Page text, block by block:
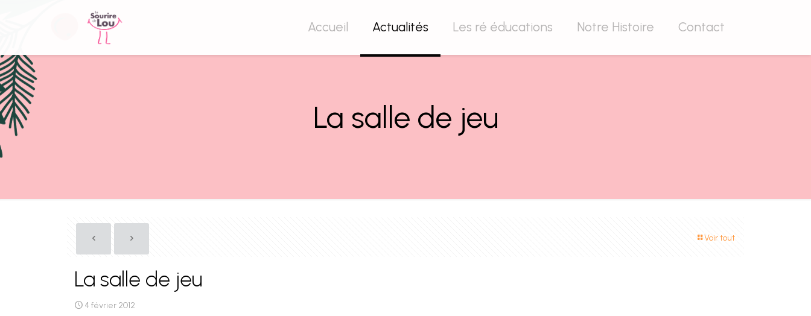
Accueil Actualités Les ré éducations Notre Histoire Contact
La salle de jeu
Voir tout
La salle de jeu
4 février 2012